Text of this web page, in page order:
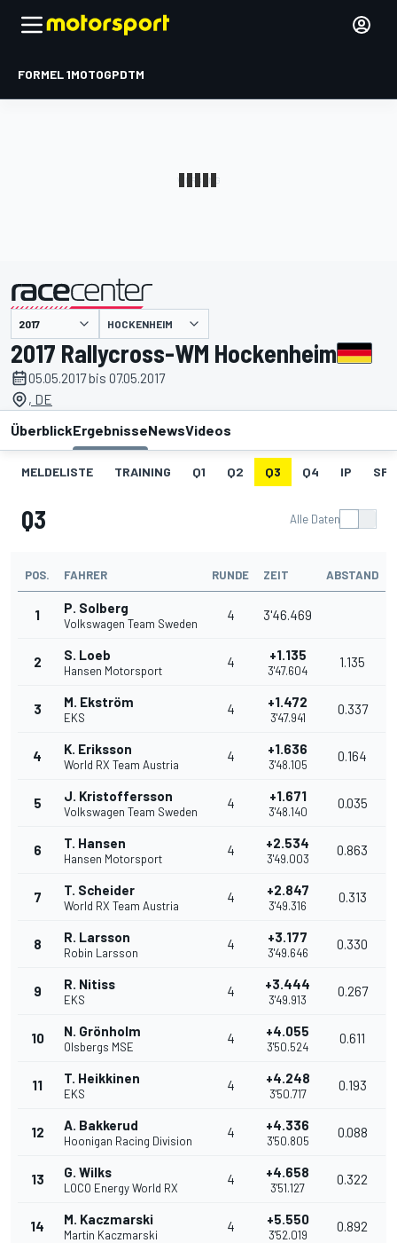
FORMEL 1MOTOGPDTM
HOCKENHEIM
2017 Rallycross-WM Hockenheim
05.05.2017 bis 07.05.2017
, DE
ÜberblickErgebnisseNewsVideos
MELDELISTE TRAINING Q1 Q2 Q3 Q4 IP SF1
Q3 Alle Daten
POS. FAHRER RUNDE ZEIT ABSTAND
1 P. Solberg
Volkswagen Team Sweden
4 3'46.469
2 S. Loeb
Hansen Motorsport
4 +1.135
3'47.604
1.135
3 M. Ekström
EKS
4 +1.472
3'47.941
0.337
4 K. Eriksson
World RX Team Austria
4 +1.636
3'48.105
0.164
5 J. Kristoffersson
Volkswagen Team Sweden
4 +1.671
3'48.140
0.035
6 T. Hansen
Hansen Motorsport
4 +2.534
3'49.003
0.863
7 T. Scheider
World RX Team Austria
4 +2.847
3'49.316
0.313
8 R. Larsson
Robin Larsson
4 +3.177
3'49.646
0.330
9 R. Nitiss
EKS
4 +3.444
3'49.913
0.267
10 N. Grönholm
Olsbergs MSE
4 +4.055
3'50.524
0.611
11 T. Heikkinen
EKS
4 +4.248
3'50.717
0.193
12 A. Bakkerud
Hoonigan Racing Division
4 +4.336
3'50.805
0.088
13 G. Wilks
LOCO Energy World RX
4 +4.658
3'51.127
0.322
14 M. Kaczmarski
Martin Kaczmarski
4 +5.550
3'52.019
0.892